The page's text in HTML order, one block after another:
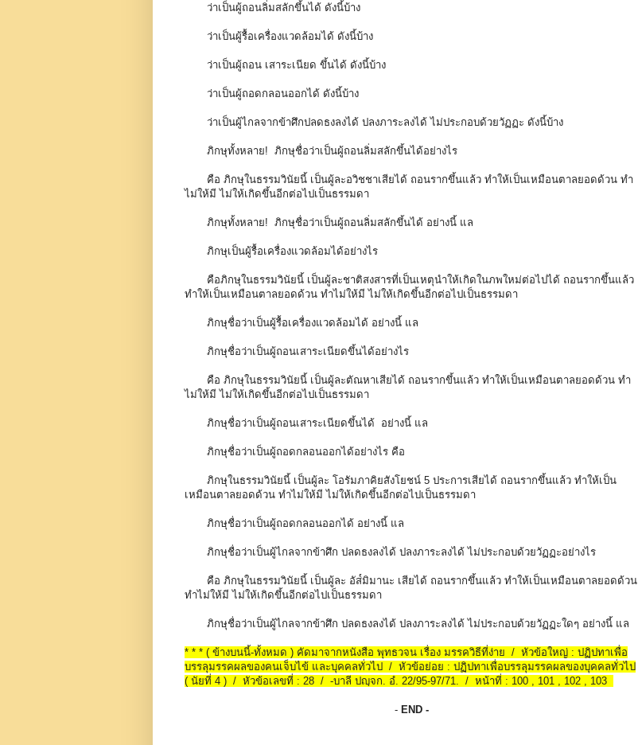
ว่าเป็นผู้ถอนลิ่มสลักขึ้นได้ ดังนี้บ้าง
ว่าเป็นผู้รื้อเครื่องแวดล้อมได้ ดังนี้บ้าง
ว่าเป็นผู้ถอน เสาระเนียด ขึ้นได้ ดังนี้บ้าง
ว่าเป็นผู้ถอดกลอนออกได้ ดังนี้บ้าง
ว่าเป็นผู้ไกลจากข้าศึกปลดธงลงได้ ปลงภาระลงได้ ไม่ประกอบด้วยวัฏฏะ ดังนี้บ้าง
ภิกษุทั้งหลาย! ภิกษุชื่อว่าเป็นผู้ถอนลิ่มสลักขึ้นได้อย่างไร
คือ ภิกษุในธรรมวินัยนี้ เป็นผู้ละอวิชชาเสียได้ ถอนรากขึ้นแล้ว ทำให้เป็นเหมือนตาลยอดด้วน ทำ
ไม่ให้มี ไม่ให้เกิดขึ้นอีกต่อไปเป็นธรรมดา
ภิกษุทั้งหลาย! ภิกษุชื่อว่าเป็นผู้ถอนลิ่มสลักขึ้นได้ อย่างนี้ แล
ภิกษุเป็นผู้รื้อเครื่องแวดล้อมได้อย่างไร
คือภิกษุในธรรมวินัยนี้ เป็นผู้ละชาติสงสารที่เป็นเหตุนำให้เกิดในภพใหม่ต่อไปได้ ถอนรากขึ้นแล้ว
ทำให้เป็นเหมือนตาลยอดด้วน ทำไม่ให้มี ไม่ให้เกิดขึ้นอีกต่อไปเป็นธรรมดา
ภิกษุชื่อว่าเป็นผู้รื้อเครื่องแวดล้อมได้ อย่างนี้ แล
ภิกษุชื่อว่าเป็นผู้ถอนเสาระเนียดขึ้นได้อย่างไร
คือ ภิกษุในธรรมวินัยนี้ เป็นผู้ละตัณหาเสียได้ ถอนรากขึ้นแล้ว ทำให้เป็นเหมือนตาลยอดด้วน ทำ
ไม่ให้มี ไม่ให้เกิดขึ้นอีกต่อไปเป็นธรรมดา
ภิกษุชื่อว่าเป็นผู้ถอนเสาระเนียดขึ้นได้ อย่างนี้ แล
ภิกษุชื่อว่าเป็นผู้ถอดกลอนออกได้อย่างไร คือ
ภิกษุในธรรมวินัยนี้ เป็นผู้ละ โอรัมภาคิยสังโยชน์ 5 ประการเสียได้ ถอนรากขึ้นแล้ว ทำให้เป็น
เหมือนตาลยอดด้วน ทำไม่ให้มี ไม่ให้เกิดขึ้นอีกต่อไปเป็นธรรมดา
ภิกษุชื่อว่าเป็นผู้ถอดกลอนออกได้ อย่างนี้ แล
ภิกษุชื่อว่าเป็นผู้ไกลจากข้าศึก ปลดธงลงได้ ปลงภาระลงได้ ไม่ประกอบด้วยวัฏฏะอย่างไร
คือ ภิกษุในธรรมวินัยนี้ เป็นผู้ละ อัส๎มิมานะ เสียได้ ถอนรากขึ้นแล้ว ทำให้เป็นเหมือนตาลยอดด้วน
ทำไม่ให้มี ไม่ให้เกิดขึ้นอีกต่อไปเป็นธรรมดา
ภิกษุชื่อว่าเป็นผู้ไกลจากข้าศึก ปลดธงลงได้ ปลงภาระลงได้ ไม่ประกอบด้วยวัฏฏะใดๆ อย่างนี้ แล
* * * ( ข้างบนนี้-ทั้งหมด ) คัดมาจากหนังสือ พุทธวจน เรื่อง มรรควิธีที่ง่าย / หัวข้อใหญ่ : ปฏิปทาเพื่อ
บรรลุมรรคผลของคนเจ็บไข้ และบุคคลทั่วไป / หัวข้อย่อย : ปฏิปทาเพื่อบรรลุมรรคผลของบุคคลทั่วไป
( นัยที่ 4 ) / หัวข้อเลขที่ : 28 / -บาลี ปญฺจก. อํ. 22/95-97/71. / หน้าที่ : 100 , 101 , 102 , 103
-END -